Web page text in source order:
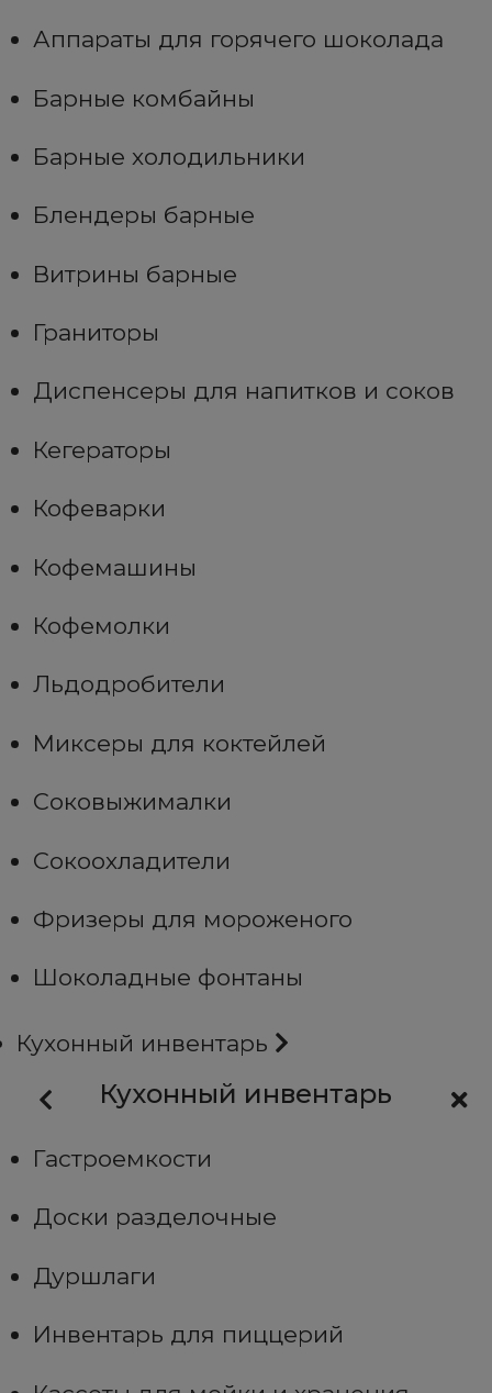
Аппараты для горячего шоколада
Барные комбайны
Барные холодильники
Блендеры барные
Витрины барные
Граниторы
Диспенсеры для напитков и соков
Кегераторы
Кофеварки
Кофемашины
Кофемолки
Льдодробители
Миксеры для коктейлей
Соковыжималки
Сокоохладители
Фризеры для мороженого
Шоколадные фонтаны
Кухонный инвентарь
Кухонный инвентарь
Гастроемкости
Доски разделочные
Дуршлаги
Инвентарь для пиццерий